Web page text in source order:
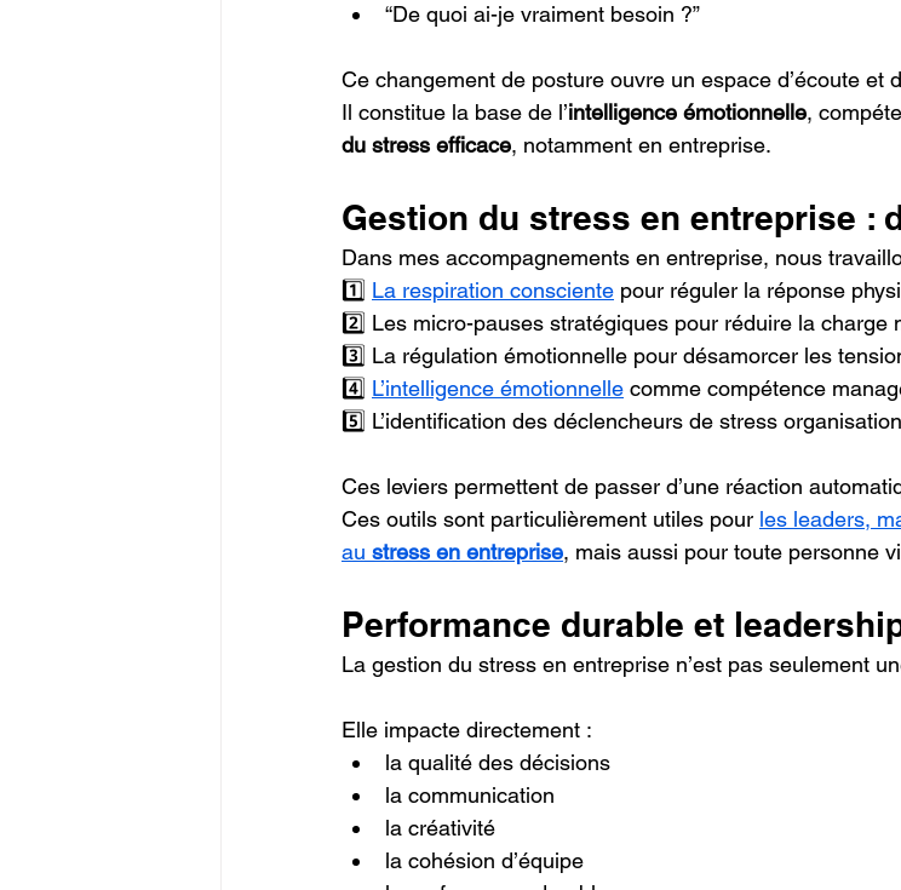
“De quoi ai-je vraiment besoin ?”
Ce changement de posture ouvre un espace d’écoute et
Il constitue la base de l’intelligence émotionnelle,
du stress efficace, notamment en entreprise.
Gestion du stress en entreprise :
Dans mes accompagnements en entreprise, nous
1️⃣ La respiration consciente pour réguler la réponse
2️⃣ Les micro-pauses stratégiques pour réduire la charge
3️⃣ La régulation émotionnelle pour désamorcer les
4️⃣ L’intelligence émotionnelle comme compétence
5️⃣ L’identification des déclencheurs de stress
Ces leviers permettent de passer d’une réaction
Ces outils sont particulièrement utiles pour les leaders,
au stress en entreprise, mais aussi pour toute personne
Performance durable et
La gestion du stress en entreprise n’est pas seulement
Elle impacte directement :
la qualité des décisions
la communication
la créativité
la cohésion d’équipe